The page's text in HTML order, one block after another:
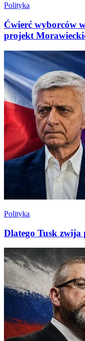
Polityka
Ćwierć wyborców
projekt
Polityka
Dlatego Tusk zwija